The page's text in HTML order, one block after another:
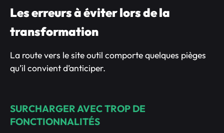
Les erreurs à éviter lors de la
transformation
La route vers le site outil comporte quelques pièges
qu’il convient d’anticiper.
SURCHARGER AVEC TROP DE
FONCTIONNALITÉS